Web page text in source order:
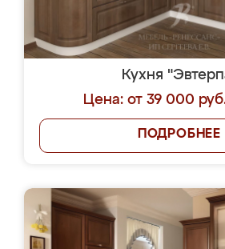
Кухня
Цена: от 39 000
ПОДРОБНЕЕ